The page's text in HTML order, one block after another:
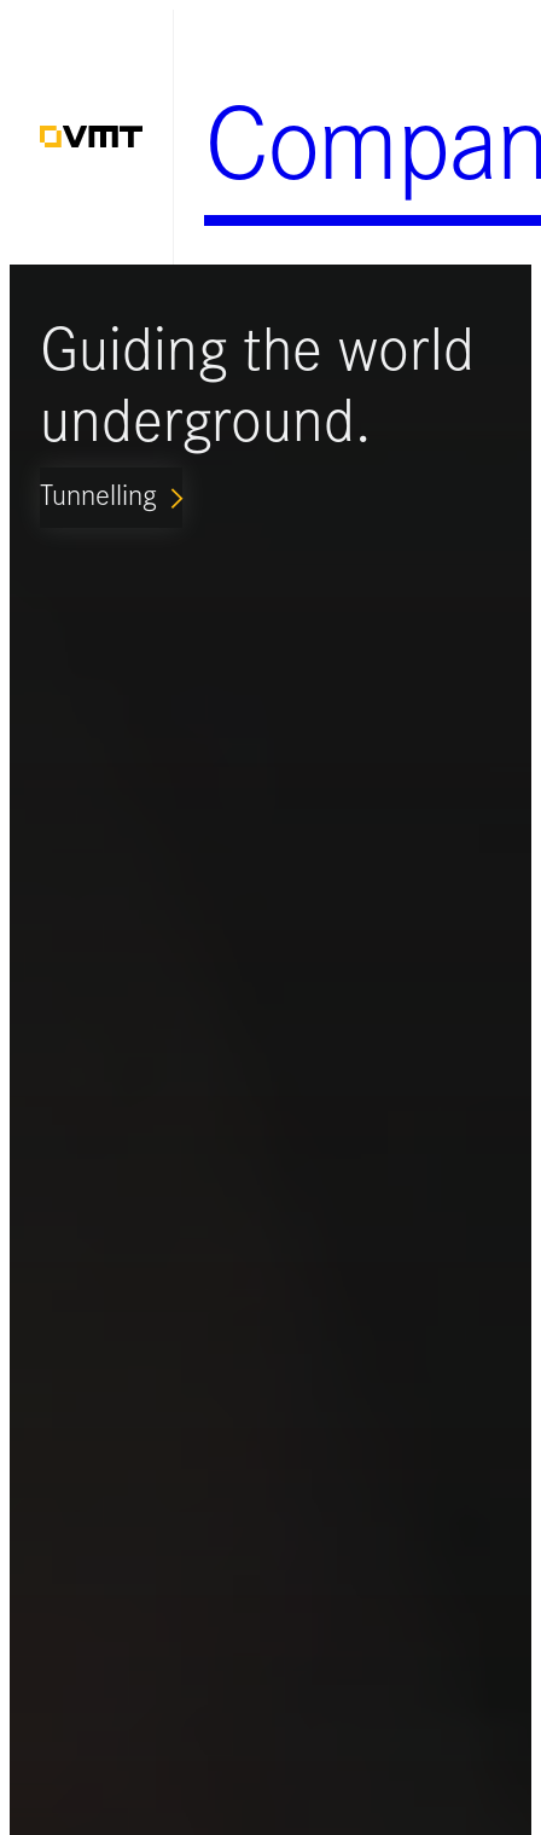
springen
Guiding the world
underground.
Tunnelling ARROW_FORWARD_IOS